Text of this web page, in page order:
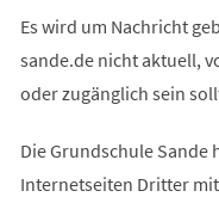
Es wird um Nachricht
sande.de nicht aktuell,
oder zugänglich sein
Die Grundschule Sande
Internetseiten Dritter